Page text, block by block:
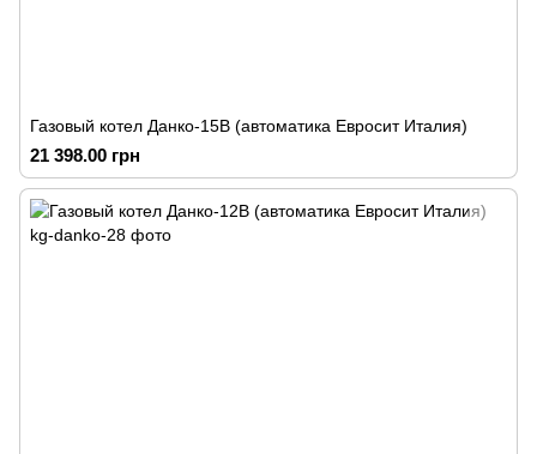
Газовый котел Данко-15В (автоматика Евросит Италия)
21 398.00 грн